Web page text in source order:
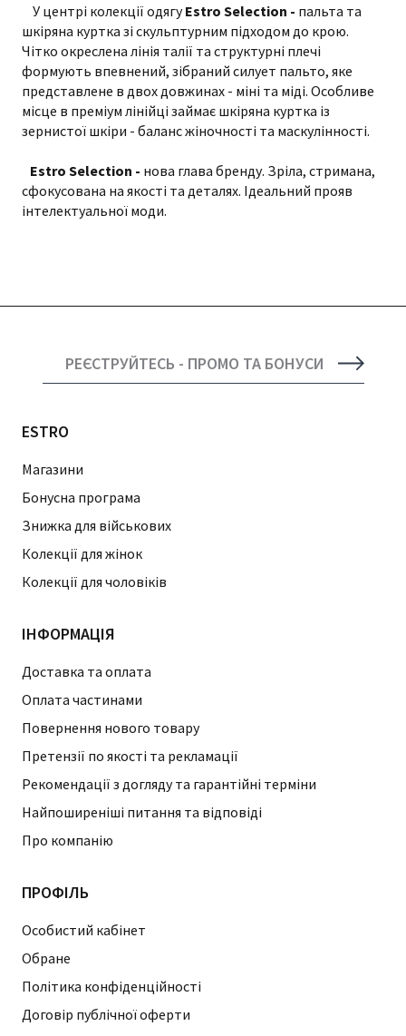
У центрі колекції одягуEstro Selection - пальта та
шкіряна куртка зі скульптурним підходом до крою.
Чітко окреслена лінія талії та структурні плечі
формують впевнений, зібраний силует пальто, яке
представлене в двох довжинах - міні та міді. Особливе
місце в преміум лінійці займає шкіряна куртка із
зернистої шкіри - баланс жіночності та маскулінності.
Estro Selection - нова глава бренду. Зріла, стримана,
сфокусована на якості та деталях. Ідеальний прояв
інтелектуальної моди.
РЕЄСТРУЙТЕСЬ - ПРОМО ТА БОНУСИ
ESTRO
Магазини
Бонусна програма
Знижка для військових
Колекції для жінок
Колекції для чоловіків
ІНФОРМАЦІЯ
Доставка та оплата
Оплата частинами
Повернення нового товару
Претензії по якості та рекламації
Рекомендації з догляду та гарантійні терміни
Найпоширеніші питання та відповіді
Про компанію
ПРОФІЛЬ
Особистий кабінет
Обране
Політика конфіденційності
Договір публічної оферти